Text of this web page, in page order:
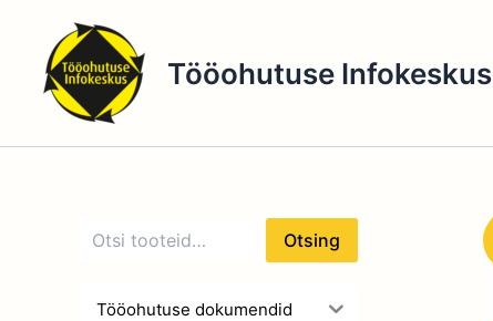
content
Tööohutuse Infokeskus
t
i
g
Otsing
Tööohutuse dokumendid